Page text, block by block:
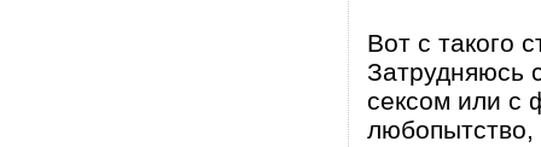
Вот с такого
Затрудняюсь
сексом или с
любопытство,